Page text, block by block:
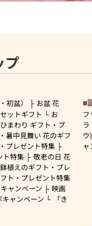
プ
初盆）
お盆 花
ットギフト
お
ひまわり ギフト・プ
暑中見舞い 花のギフ
プレゼント特集
ト特集
敬老の日 花
植えのギフト・プレ
ト・プレゼント特集
キャンペーン
映画
キャンペーン
「き
フ
ラ
ウ)
ャ